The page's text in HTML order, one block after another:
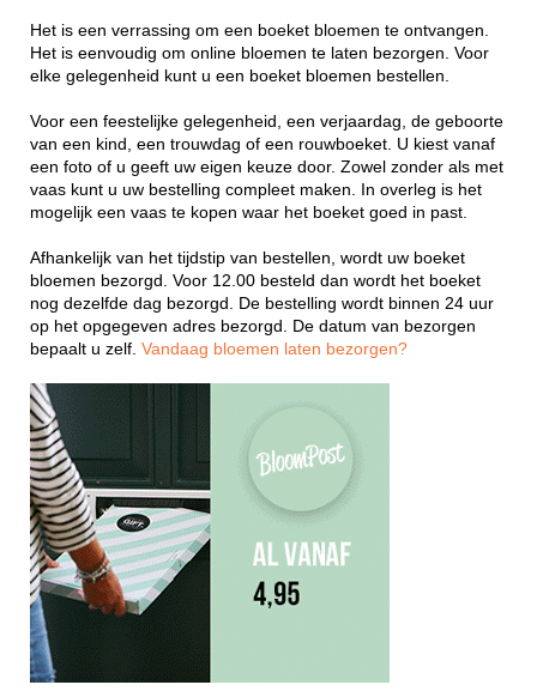
Het is een verrassing om een boeket bloemen te ontvangen.
Het is eenvoudig om online bloemen te laten bezorgen. Voor
elke gelegenheid kunt u een boeket bloemen bestellen.
Voor een feestelijke gelegenheid, een verjaardag, de geboorte
van een kind, een trouwdag of een rouwboeket. U kiest vanaf
een foto of u geeft uw eigen keuze door. Zowel zonder als met
vaas kunt u uw bestelling compleet maken. In overleg is het
mogelijk een vaas te kopen waar het boeket goed in past.
Afhankelijk van het tijdstip van bestellen, wordt uw boeket
bloemen bezorgd. Voor 12.00 besteld dan wordt het boeket
nog dezelfde dag bezorgd. De bestelling wordt binnen 24 uur
op het opgegeven adres bezorgd. De datum van bezorgen
bepaalt u zelf. Vandaag bloemen laten bezorgen?